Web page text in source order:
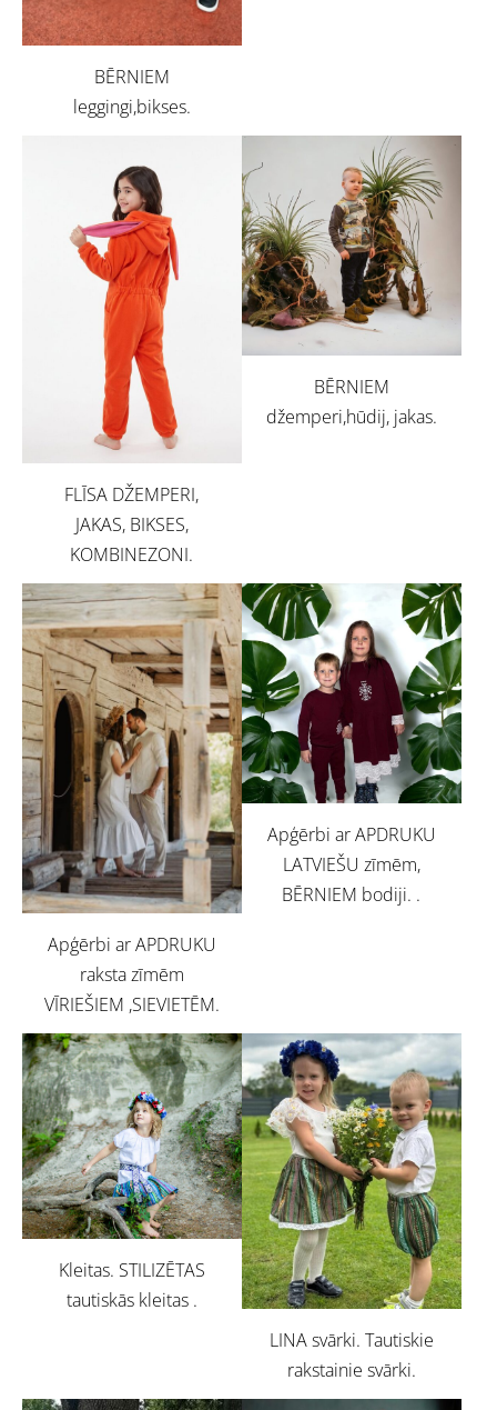
BĒRNIEM
leggingi,bikses.
FLĪSA DŽEMPERI,
JAKAS, BIKSES,
KOMBINEZONI.
BĒRNIEM
džemperi,hūdij, jakas.
Apģērbi ar APDRUKU
raksta zīmēm
VĪRIEŠIEM ,SIEVIETĒM.
Apģērbi ar APDRUKU
LATVIEŠU zīmēm,
BĒRNIEM bodiji. .
Kleitas. STILIZĒTAS
tautiskās kleitas .
LINA svārki. Tautiskie
rakstainie svārki.